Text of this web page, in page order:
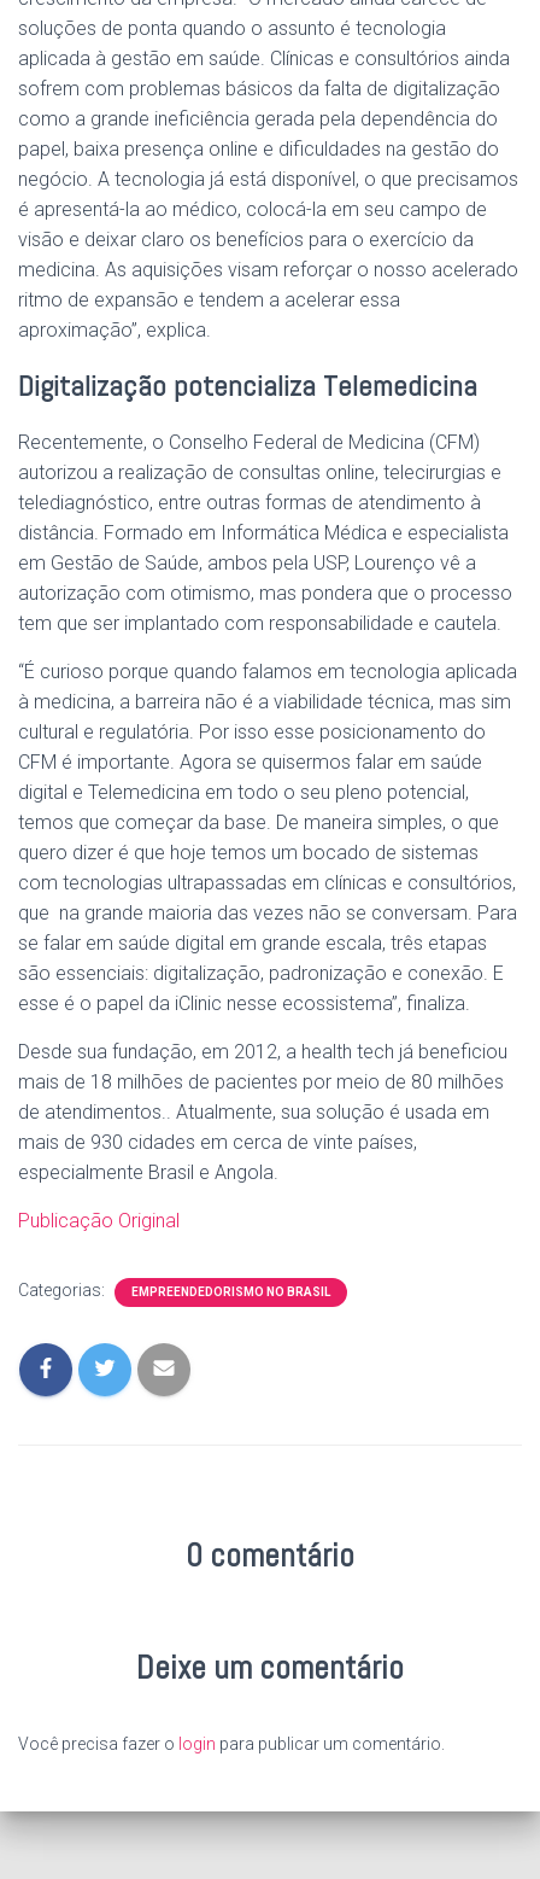
soluções de ponta quando o assunto é tecnologia
aplicada à gestão em saúde. Clínicas e consultórios ainda
sofrem com problemas básicos da falta de digitalização
como a grande ineficiência gerada pela dependência do
papel, baixa presença online e dificuldades na gestão do
negócio. A tecnologia já está disponível, o que precisamos
é apresentá-la ao médico, colocá-la em seu campo de
visão e deixar claro os benefícios para o exercício da
medicina. As aquisições visam reforçar o nosso acelerado
ritmo de expansão e tendem a acelerar essa
aproximação”, explica.
Digitalização potencializa Telemedicina
Recentemente, o Conselho Federal de Medicina (CFM)
autorizou a realização de consultas online, telecirurgias e
telediagnóstico, entre outras formas de atendimento à
distância. Formado em Informática Médica e especialista
em Gestão de Saúde, ambos pela USP, Lourenço vê a
autorização com otimismo, mas pondera que o processo
tem que ser implantado com responsabilidade e cautela.
“É curioso porque quando falamos em tecnologia aplicada
à medicina, a barreira não é a viabilidade técnica, mas sim
cultural e regulatória. Por isso esse posicionamento do
CFM é importante. Agora se quisermos falar em saúde
digital e Telemedicina em todo o seu pleno potencial,
temos que começar da base. De maneira simples, o que
quero dizer é que hoje temos um bocado de sistemas
com tecnologias ultrapassadas em clínicas e consultórios,
que na grande maioria das vezes não se conversam. Para
se falar em saúde digital em grande escala, três etapas
são essenciais: digitalização, padronização e conexão. E
esse é o papel da iClinic nesse ecossistema”, finaliza.
Desde sua fundação, em 2012, a health tech já beneficiou
mais de 18 milhões de pacientes por meio de 80 milhões
de atendimentos.. Atualmente, sua solução é usada em
mais de 930 cidades em cerca de vinte países,
especialmente Brasil e Angola.
Publicação Original
Categorias: EMPREENDEDORISMO NO BRASIL
0 comentário
Deixe um comentário
Você precisa fazer o login para publicar um comentário.